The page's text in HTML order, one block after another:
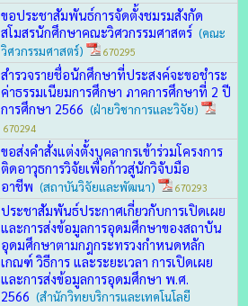
ขอประชาสัมพันธ์การจัดตั้งชมรมสังกัด
สโมสรนักศึกษาคณะวิศวกรรมศาสตร์ (คณะ
วิศวกรรมศาสตร์)
670295
สำรวจรายชื่อนักศึกษาที่ประสงค์จะขอชำระ
ค่าธรรมเนียมการศึกษา ภาคการศึกษาที่ 2 ปี
การศึกษา 2566 (ฝ่ายวิชาการและวิจัย)
670294
ขอส่งคำสั่งแต่งตั้งบุคลากรเข้าร่วมโครงการ
ติดอาวุธการวิจัยเพื่อก้าวสู่นักวิจับมือ
อาชีพ (สถาบันวิจัยและพัฒนา) 670293
ประชาสัมพันธ์ประกาศเกี่ยวกับการเปิดเผย
และการส่งข้อมูลการอุดมศึกษาของสถาบัน
อุดมศึกษาตามกฎกระทรวงกำหนดหลัก
เกณฑ์ วิธีการ และระยะเวลา การเปิดเผย
และการส่งข้อมูลการอุดมศึกษา พ.ศ.
2566 (สำนักวิทยบริการและเทคโนโลยี